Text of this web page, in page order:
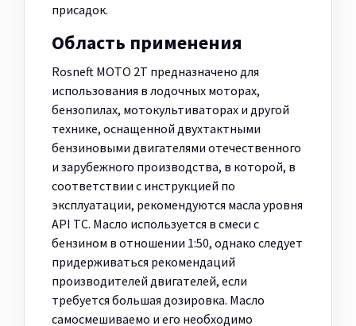
присадок.
Область применения
Rosneft MOTO 2T предназначено для
использования в лодочных моторах,
бензопилах, мотокультиваторах и другой
технике, оснащенной двухтактными
бензиновыми двигателями отечественного
и зарубежного производства, в которой, в
соответствии с инструкцией по
эксплуатации, рекомендуются масла уровня
API TC. Масло используется в смеси с
бензином в отношении 1:50, однако следует
придерживаться рекомендаций
производителей двигателей, если
требуется большая дозировка. Масло
самосмешиваемо и его необходимо